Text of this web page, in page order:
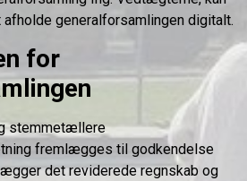
generalforsamlingen digitalt.
for
stemmetællere
fremlægges til godkendelse
det reviderede regnskab og